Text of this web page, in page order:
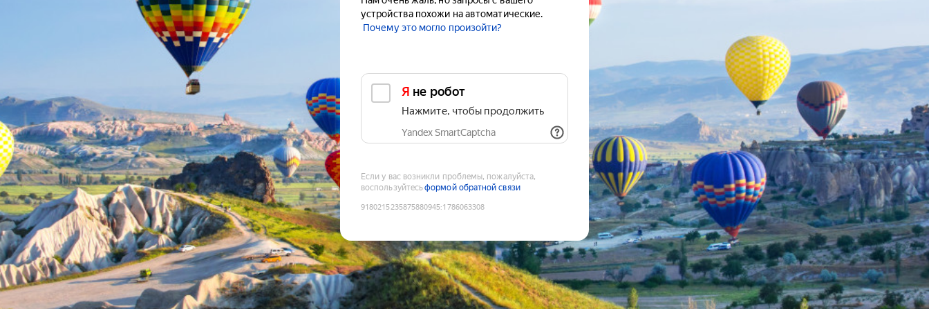
устройства похожи на автоматические.
Почему это могло произойти?
Я не робот
Нажмите, чтобы продолжить
Yandex SmartCaptcha
Если у вас возникли проблемы, пожалуйста,
воспользуйтесьформой обратной связи
9180215235875880945:1786063308